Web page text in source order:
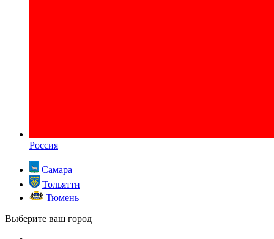
Россия
Самара
Тольятти
Тюмень
Выберите ваш город